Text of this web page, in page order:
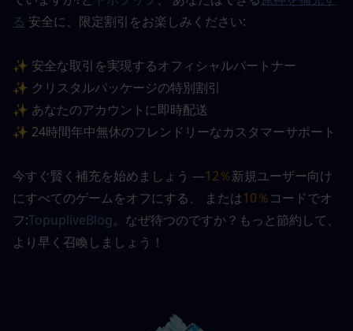
る 安全に、限定割引をお楽しみください:
✨ 安全な取引を実現するオフィシャルパートナー
✨ クリスタルパッケージの特別割引
✨ あなたのアカウントに即時配送
✨ 24時間年中無休のフレンドリーなカスタマーサポート
今すぐ賢く補充を始めましょう —12％新規ユーザー向け
にすべてのゲームをオフにする、 または10％コードでオ
フ:TopupliveBlog。なぜ待つのですか？もっと節約して、
より早く召喚しましょう！